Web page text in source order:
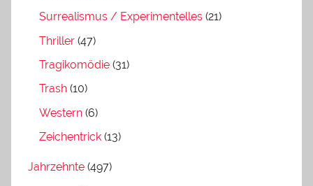
Surrealismus / Experimentelles (21)
Thriller (47)
Tragikomödie (31)
Trash (10)
Western (6)
Zeichentrick (13)
Jahrzehnte (497)